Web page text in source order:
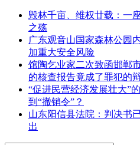
毁林千亩、维权廿载：一
之殇
广东观音山国家森林公园
加重大安全风险
馆陶乞业家二次致函邯郸
的核查报告竟成了罪犯的
“促进民营经济发展壮大”
到“撤销令”？
山东阳信县法院：判决书
出